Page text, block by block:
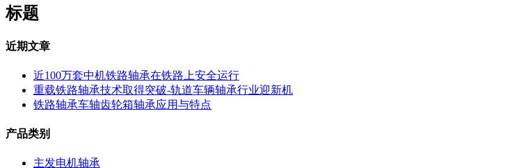
产
品
速
标题
近期文章
近100万套中机铁路轴承在铁路上安全运行
重载铁路轴承技术取得突破-轨道车辆轴承行业迎新机
铁路轴承车轴齿轮箱轴承应用与特点
产品类别
主发电机轴承